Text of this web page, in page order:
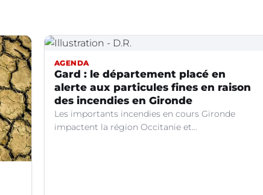
AGENDA
Gard : le département placé en
alerte aux particules fines en raison
des incendies en Gironde
Les importants incendies en cours Gironde
impactent la région Occitanie et